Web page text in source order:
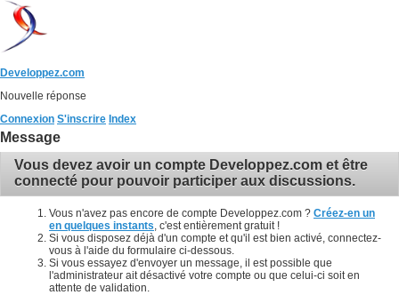
Developpez.com
Nouvelle réponse
Connexion S'inscrire Index
Message
Vous devez avoir un compte Developpez.com et être
connecté pour pouvoir participer aux discussions.
Vous n'avez pas encore de compte Developpez.com ? Créez-en un
en quelques instants , c'est entièrement gratuit !
Si vous disposez déjà d'un compte et qu'il est bien activé, connectez-
vous à l'aide du formulaire ci-dessous.
Si vous essayez d'envoyer un message, il est possible que
l'administrateur ait désactivé votre compte ou que celui-ci soit en
attente de validation.